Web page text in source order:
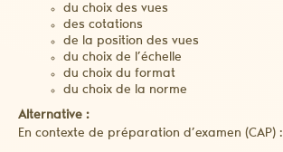
du choix des vues
des cotations
de la position des vues
du choix de l’échelle
du choix du format
du choix de la norme
Alternative :
En contexte de préparation d’examen (CAP) :